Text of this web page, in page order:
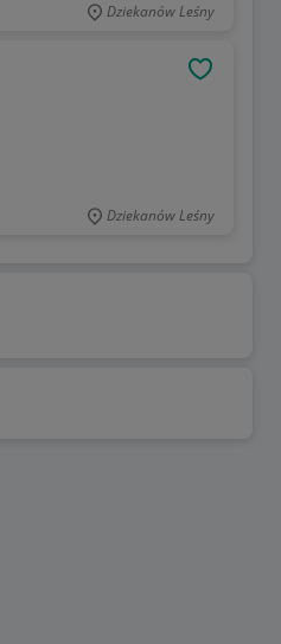
Dziekanów Leśny
Dziekanów Leśny